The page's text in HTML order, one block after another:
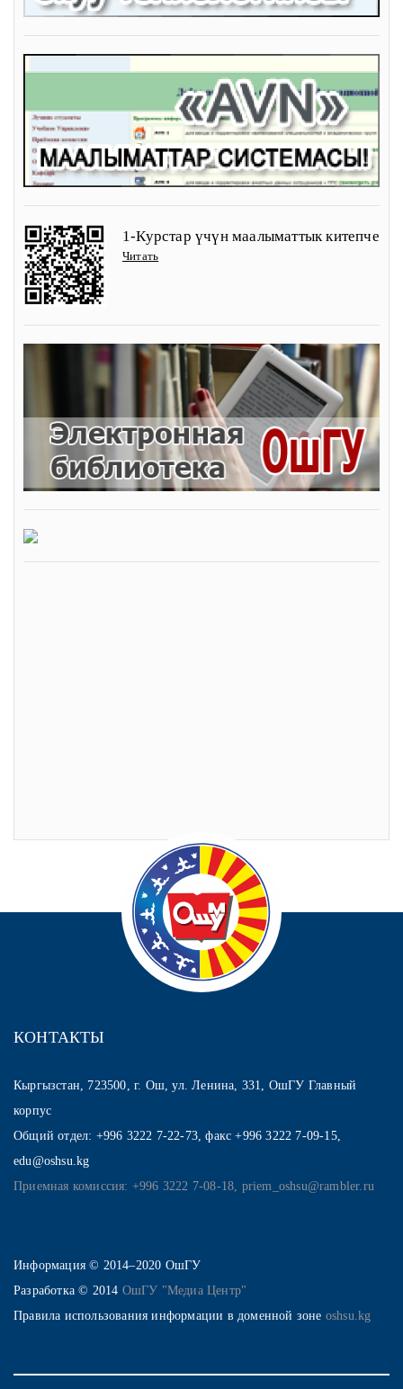
1-Курстар үчүн маалыматтык китепче
Читать
КОНТАКТЫ
Кыргызстан, 723500, г. Ош, ул. Ленина, 331, ОшГУ Главный
корпус
Общий отдел: +996 3222 7-22-73, факс +996 3222 7-09-15,
edu@oshsu.kg
Приемная комиссия: +996 3222 7-08-18, priem_oshsu@rambler.ru
Информация © 2014–2020 ОшГУ
Разработка © 2014 ОшГУ "Медиа Центр"
Правила использования информации в доменной зоне oshsu.kg